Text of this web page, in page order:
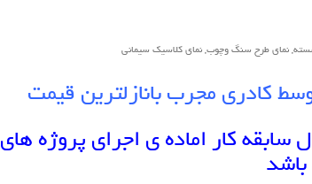
,نمای طرح سنگ وچوب,نمای کلاسیک سیمانی
کادری مجرب بانازلترین قیمت
کار اماده ی اجرای پروژه های